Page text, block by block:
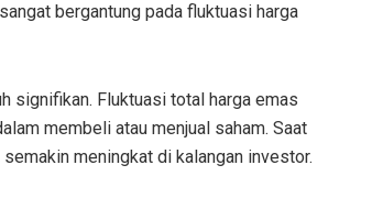
bergantung pada fluktuasi harga
signifikan. Fluktuasi total harga emas
membeli atau menjual saham. Saat
meningkat di kalangan investor.